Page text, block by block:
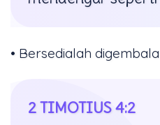
• Bersedialah
2 TIMOTIUS 4:2